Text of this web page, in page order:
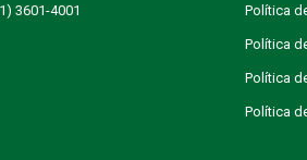
3601-4001 Política
Política
Política
Política